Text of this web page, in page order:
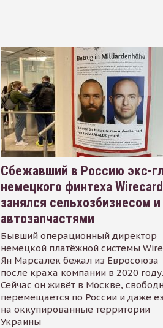
Сбежавший в Россию экс-
немецкого финтеха Wirecard
занялся сельхозбизнесом и
автозапчастями
Бывший операционный директор
немецкой платёжной системы
Ян Марсалек бежал из Евросоюза
после краха компании в 2020 году.
Сейчас он живёт в Москве,
перемещается по России и даже
на оккупированные территории
Украины